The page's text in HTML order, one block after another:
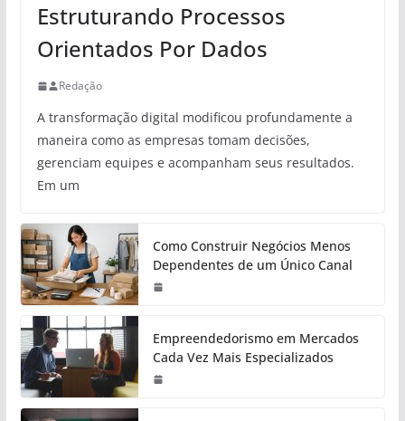
Estruturando Processos
Orientados Por Dados
Redação
A transformação digital modificou profundamente a
maneira como as empresas tomam decisões,
gerenciam equipes e acompanham seus resultados.
Em um
Como Construir Negócios Menos
Dependentes de um Único Canal
Empreendedorismo em Mercados
Cada Vez Mais Especializados